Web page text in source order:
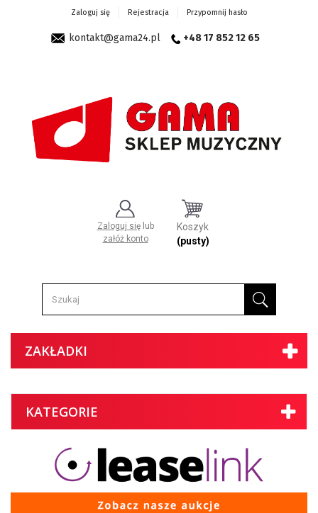
Zaloguj się Rejestracja Przypomnij hasło
kontakt@gama24.pl +48 17 852 12 65
Zaloguj się lub
załóż konto
Koszyk
(pusty)
ZAKŁADKI
KATEGORIE